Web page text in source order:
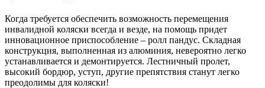
Когда требуется обеспечить возможность перемещения
инвалидной коляски всегда и везде, на помощь придет
инновационное приспособление – ролл пандус. Складная
конструкция, выполненная из алюминия, невероятно легко
устанавливается и демонтируется. Лестничный пролет,
высокий бордюр, уступ, другие препятствия станут легко
преодолимы для коляски!